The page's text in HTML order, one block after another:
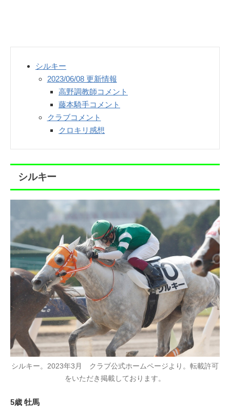
シルキー
2023/06/08 更新情報
高野調教師コメント
藤本騎手コメント
クラブコメント
クロキリ感想
シルキー
シルキー。2023年3月 クラブ公式ホームページより。転載許可
をいただき掲載しております。
5歳 牡馬